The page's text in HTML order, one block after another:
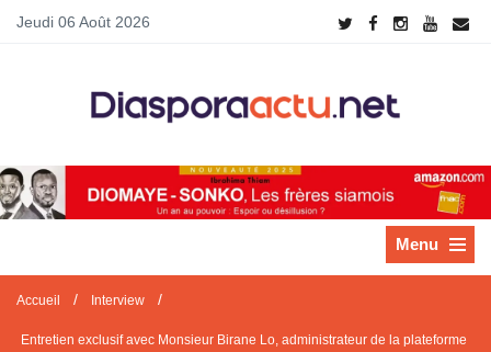
Jeudi 06 Août 2026
Menu
Accueil / Interview /
Entretien exclusif avec Monsieur Birane Lo, administrateur de la plateforme